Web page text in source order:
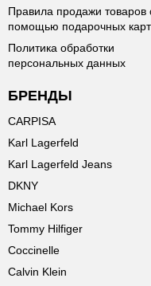
Правила продажи товаров
помощью подарочных карт
Политика обработки
персональных данных
БРЕНДЫ
CARPISA
Karl Lagerfeld
Karl Lagerfeld Jeans
DKNY
Michael Kors
Tommy Hilfiger
Coccinelle
Calvin Klein